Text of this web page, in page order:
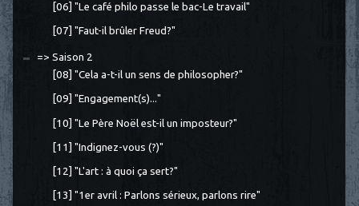
[06] "Le café philo passe le bac-Le travail"
[07] "Faut-il brûler Freud?"
=> Saison 2
[08] "Cela a-t-il un sens de philosopher?"
[09] "Engagement(s)..."
[10] "Le Père Noël est-il un imposteur?"
[11] "Indignez-vous (?)"
[12] "L'art : à quoi ça sert?"
[13] "1er avril : Parlons sérieux, parlons rire"